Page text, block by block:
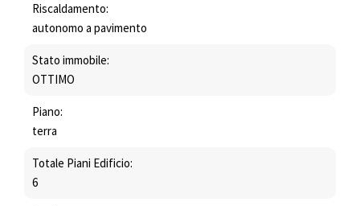
Riscaldamento:
autonomo a pavimento
Stato immobile:
OTTIMO
Piano:
terra
Totale Piani Edificio:
6